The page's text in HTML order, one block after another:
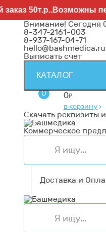
перебои
Внимание! Сегодня
8-347-2161-003
8-937-167-04-71
hello@bashmedica.ru
Выписать счет
КАТАЛОГ
0 0₽
в корзину›
Скачать реквизиты
Коммерческое
Доставка и